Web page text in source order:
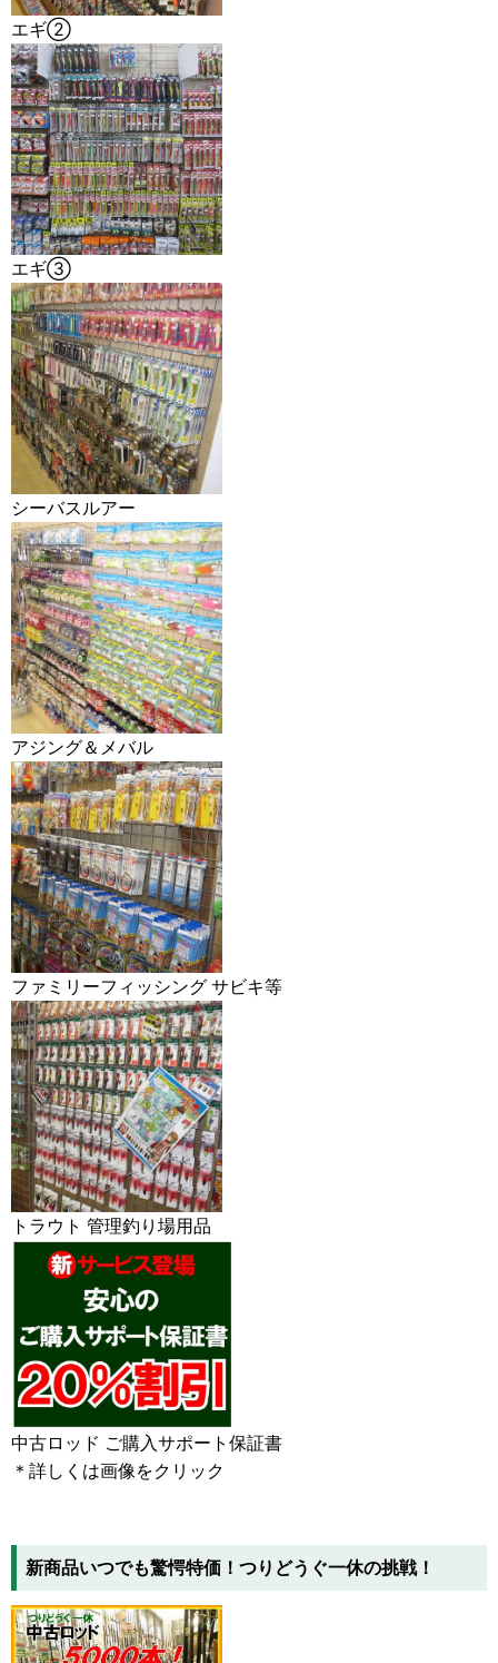
エギ②
エギ③
シーバスルアー
アジング＆メバル
ファミリーフィッシング サビキ等
トラウト 管理釣り場用品
中古ロッド ご購入サポート保証書
＊詳しくは画像をクリック
新商品いつでも驚愕特価！つりどうぐ一休の挑戦！